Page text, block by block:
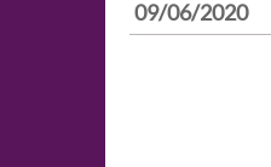
09/06/2020